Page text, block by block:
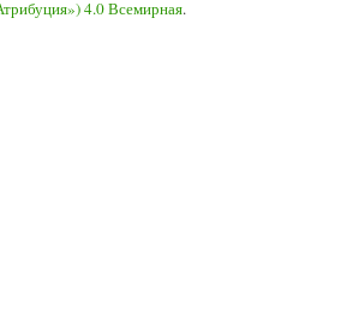
4.0 Всемирная.